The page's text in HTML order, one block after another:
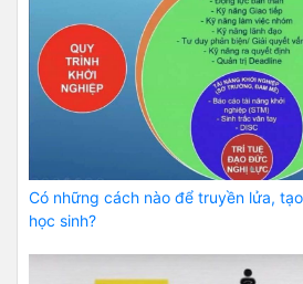
Có những cách nào để truyền lửa,
học sinh?